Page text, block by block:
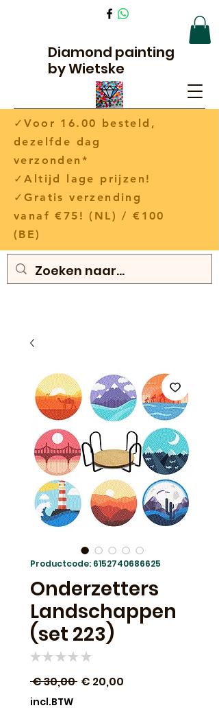
Diamond painting
by Wietske
✓Voor 16.00 besteld,
dezelfde dag
verzonden*
✓Altijd lage prijzen!
✓Gratis verzending
vanaf €75! (NL) / €100
(BE)
Productcode: 6152740686625
Onderzetters
Landschappen
(set 223)
★ ★ ★ ★ ★
€ 30,00 Normale
€ 20,00
incl.BTW